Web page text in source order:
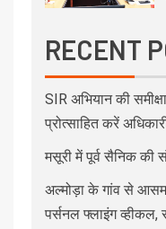
RECENT
SIR अभियान की
प्रोत्साहित करें
मसूरी में पूर्व सैनिक की
अल्मोड़ा के गांव से
पर्सनल फ्लाइंग